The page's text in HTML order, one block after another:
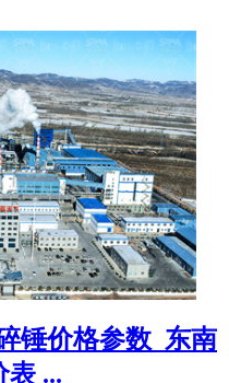
锤价格参数_东南
表 ...